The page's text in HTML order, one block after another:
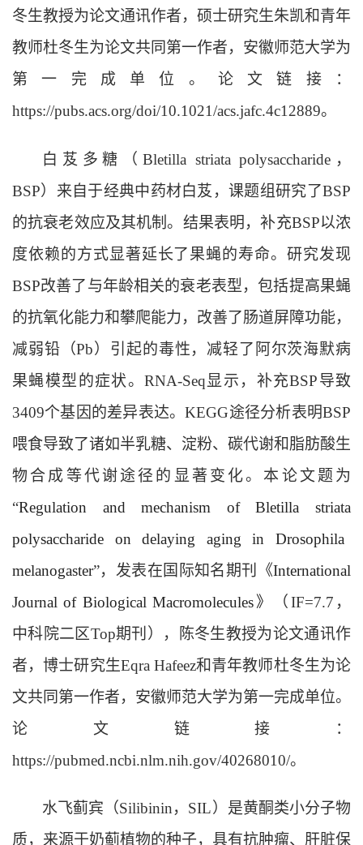
冬生教授为论文通讯作者，硕士研究生朱凯和青年
教师杜冬生为论文共同第一作者，安徽师范大学为
第一完成单位。论文链接：
https://pubs.acs.org/doi/10.1021/acs.jafc.4c12889。
白芨多糖（ Bletilla striata polysaccharide，
BSP）来自于经典中药材白芨，课题组研究了BSP
的抗衰老效应及其机制。结果表明，补充BSP以浓
度依赖的方式显著延长了果蝇的寿命。研究发现
BSP改善了与年龄相关的衰老表型，包括提高果蝇
的抗氧化能力和攀爬能力，改善了肠道屏障功能，
减弱铅（Pb）引起的毒性，减轻了阿尔茨海默病
果蝇模型的症状。RNA-Seq显示，补充BSP导致
3409个基因的差异表达。KEGG途径分析表明BSP
喂食导致了诸如半乳糖、淀粉、碳代谢和脂肪酸生
物合成等代谢途径的显著变化。本论文题为
“Regulation and mechanism ofBletilla striata
polysaccharide on delaying aging in Drosophila
melanogaster”，发表在国际知名期刊《International
Journal of Biological Macromolecules》
（IF=7.7，
中科院二区Top期刊），陈冬生教授为论文通讯作
者，博士研究生Eqra Hafeez和青年教师杜冬生为论
文共同第一作者，安徽师范大学为第一完成单位。
论文链接：
https://pubmed.ncbi.nlm.nih.gov/40268010/。
水飞蓟宾（Silibinin，SIL）是黄酮类小分子物
质，来源于奶蓟植物的种子，具有抗肿瘤、肝脏保